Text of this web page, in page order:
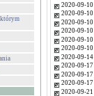
2020-09-
2020-09-
2020-09-
2020-09-
2020-09-
2020-09-
2020-09-
2020-09-
2020-09-
2020-09-
2020-09-